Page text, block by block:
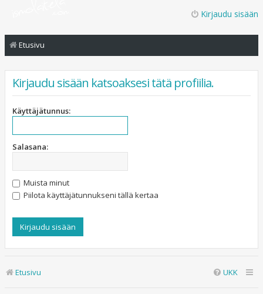
Kirjaudu sisään
Etusivu
Kirjaudu sisään katsoaksesi tätä profiilia.
Käyttäjätunnus:
Salasana:
Muista minut
Piilota käyttäjätunnukseni tällä kertaa
Etusivu UKK